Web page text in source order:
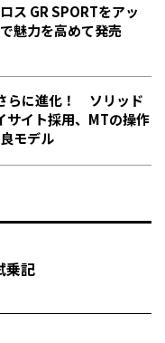
ス GR SPORTをアッ
魅力を高めて発売
らに進化！ ソリッド
サイト採用、MTの操作
モデル
乗記